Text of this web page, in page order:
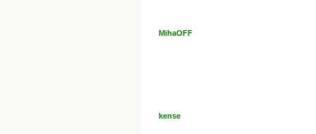
MihaOFF
kense